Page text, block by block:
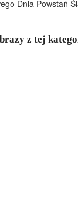
Dnia Powstań
z tej